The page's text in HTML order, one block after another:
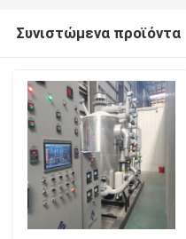
Σπίτι
Συνιστώμενα προϊόντα